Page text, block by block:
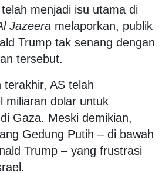
menjadi isu utama di
Jazeera melaporkan, publik
Trump tak senang dengan
tersebut.
AS telah
miliaran dolar untuk
Gaza. Meski demikian,
Gedung Putih – di bawah
Trump – yang frustrasi